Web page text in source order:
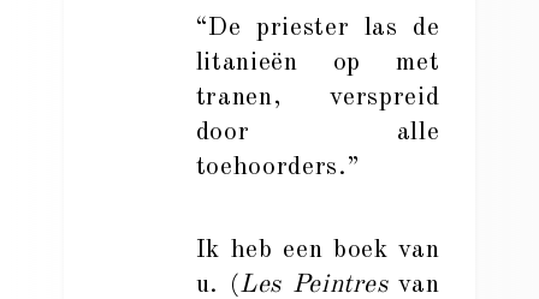
“De priester las de
litanieën op met
tranen, verspreid
door alle
toehoorders.”
Ik heb een boek van
u. (Les Peintresvan